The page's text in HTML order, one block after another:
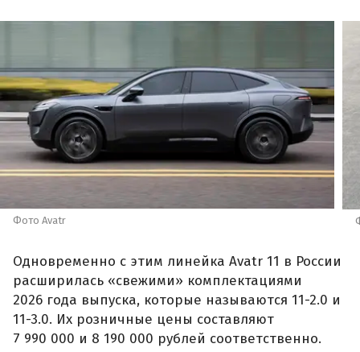
Фото Avatr
Одновременно с этим линейка Avatr 11 в России
расширилась «свежими» комплектациями
2026 года выпуска, которые называются 11-2.0 и
11-3.0. Их розничные цены составляют
7 990 000 и 8 190 000 рублей соответственно.